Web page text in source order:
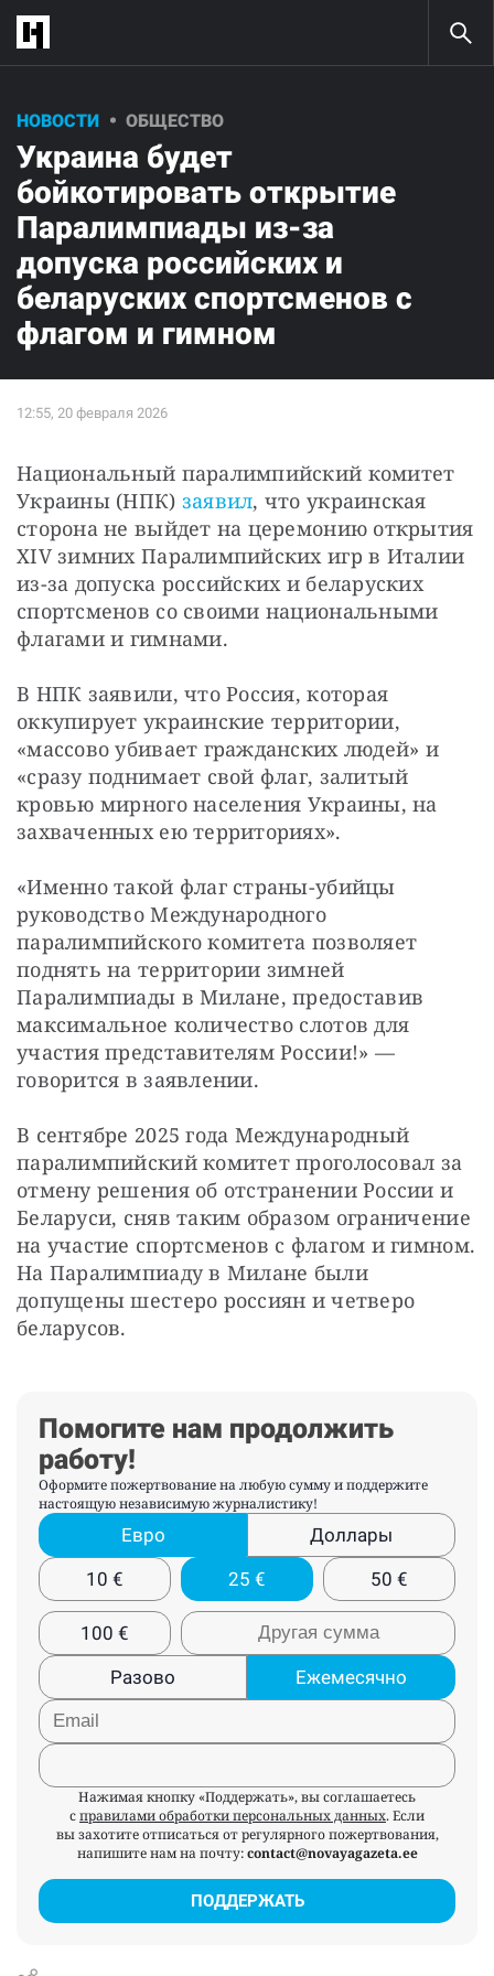
НОВОСТИ ОБЩЕСТВО
Украина будет
бойкотировать открытие
Паралимпиады из-за
допуска российских и
беларуских спортсменов с
флагом и гимном
Национальный паралимпийский комитет
Украины (НПК) заявил, что украинская
сторона не выйдет на церемонию открытия
XIV зимних Паралимпийских игр в Италии
из-за допуска российских и беларуских
спортсменов со своими национальными
флагами и гимнами.
В НПК заявили, что Россия, которая
оккупирует украинские территории,
«массово убивает гражданских людей» и
«сразу поднимает свой флаг, залитый
кровью мирного населения Украины, на
захваченных ею территориях».
«Именно такой флаг страны-убийцы
руководство Международного
паралимпийского комитета позволяет
поднять на территории зимней
Паралимпиады в Милане, предоставив
максимальное количество слотов для
участия представителям России!» —
говорится в заявлении.
В сентябре 2025 года Международный
паралимпийский комитет проголосовал за
отмену решения об отстранении России и
Беларуси, сняв таким образом ограничение
на участие спортсменов с флагом и гимном.
На Паралимпиаду в Милане были
допущены шестеро россиян и четверо
беларусов.
Помогите нам продолжить
работу!
Оформите пожертвование на любую сумму и поддержите
настоящую независимую журналистику!
Евро
Доллары
10 € 25 € 50 €
100 €
Разово
Ежемесячно
Нажимая кнопку «Поддержать», вы соглашаетесь
справилами обработки персональных данных. Если
вы захотите отписаться от регулярного пожертвования,
напишите нам на почту:contact@novayagazeta.ee
ПОДДЕРЖАТЬ